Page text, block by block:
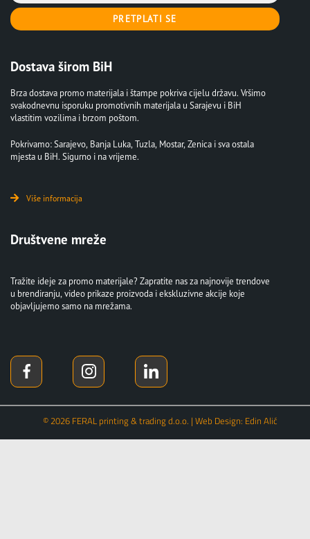
PRETPLATI SE
Dostava širom BiH
Brza dostava promo materijala i štampe pokriva cijelu državu. Vršimo
svakodnevnu isporuku promotivnih materijala u Sarajevu i BiH
vlastitim vozilima i brzom poštom.
Pokrivamo: Sarajevo, Banja Luka, Tuzla, Mostar, Zenica i sva ostala
mjesta u BiH. Sigurno i na vrijeme.
Više informacija
Društvene mreže
Tražite ideje za promo materijale? Zapratite nas za najnovije trendove
u brendiranju, video prikaze proizvoda i ekskluzivne akcije koje
objavljujemo samo na mrežama.
© 2026 FERAL printing & trading d.o.o. | Web Design: Edin Alić